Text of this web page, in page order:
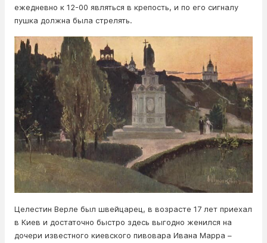
ежедневно к 12-00 являться в крепость, и по его сигналу
пушка должна была стрелять.
Целестин Верле был швейцарец, в возрасте 17 лет приехал
в Киев и достаточно быстро здесь выгодно женился на
дочери известного киевского пивовара Ивана Марра –